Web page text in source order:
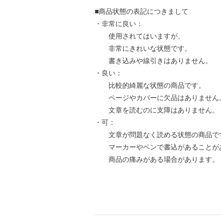
■商品状態の表記につきまして
・非常に良い：
使用されてはいますが、
非常にきれいな状態です。
書き込みや線引きはありません。
・良い：
比較的綺麗な状態の商品です。
ページやカバーに欠品はありません
文章を読むのに支障はありません。
・可：
文章が問題なく読める状態の商品で
マーカーやペンで書込があることが
商品の痛みがある場合があります。